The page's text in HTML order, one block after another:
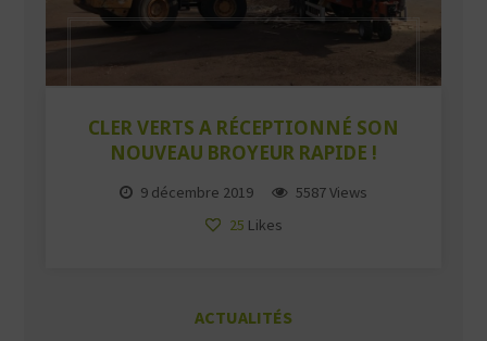
CLER VERTS A RÉCEPTIONNÉ SON
NOUVEAU BROYEUR RAPIDE !
9 décembre 2019
5587 Views
25 Likes
ACTUALITÉS